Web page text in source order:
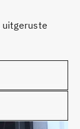
uitgeruste